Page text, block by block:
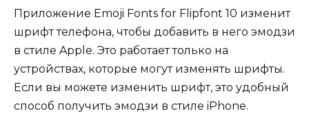
Приложение Emoji Fonts for Flipfont 10 изменит
шрифт телефона, чтобы добавить в него эмодзи
в стиле Apple. Это работает только на
устройствах, которые могут изменять шрифты.
Если вы можете изменить шрифт, это удобный
способ получить эмодзи в стиле iPhone.